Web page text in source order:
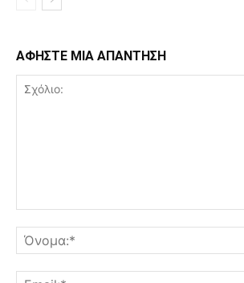
ΑΦΗΣΤΕ ΜΙΑ ΑΠΑΝΤΗΣΗ